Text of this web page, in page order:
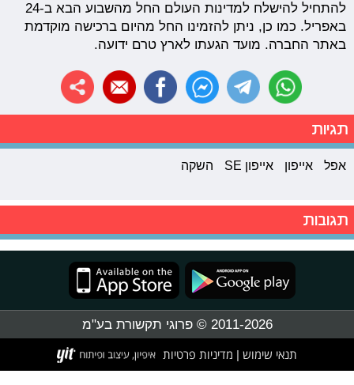
להתחיל להישלח למדינות העולם החל מהשבוע הבא ב-24
באפריל. כמו כן, ניתן להזמינו החל מהיום ברכישה מוקדמת
באתר החברה. מועד הגעתו לארץ טרם ידועה.
תגיות
אפל אייפון אייפון SE השקה
תגובות
2011-2026 © פרוגי תקשורת בע"מ
תנאי שימוש מדיניות פרטיות